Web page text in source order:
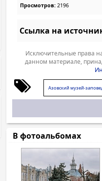
Просмотров: 2196
Ссылка на
Исключительные права
данном материале,
Азовский музей-
В фотоальбомах